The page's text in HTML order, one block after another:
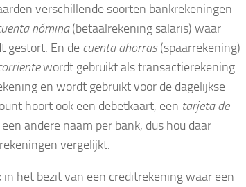
verschillende soorten bankrekeningen
nómina(betaalrekening salaris) waar
gestort. En de cuenta ahorras(spaarrekening)
wordt gebruikt als transactierekening.
en wordt gebruikt voor de dagelijkse
hoort ook een debetkaart, een tarjeta de
andere naam per bank, dus hou daar
vergelijkt.
in het bezit van een creditrekening waar een